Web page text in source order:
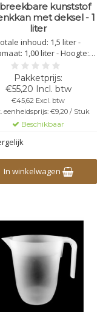
kunststof
met deksel - 1
liter
inhoud: 1,5 liter -
1,00 liter - Hoogte:
- Diameter bovenkant:
(zonder schenktuit)-
onderkant: 10 cm -
transparant - Kunststof
- Niet Stapelbaar
- Herbruikbaar -
Vaatwasbestendig -
Onbreekbaar
€55,20 Incl. btw
€45,62 Excl. btw
eenheidsprijs: €9,20 / Stuk
Beschikbaar
In winkelwagen